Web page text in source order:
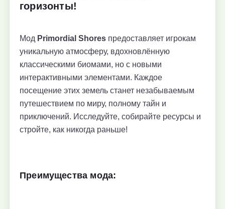
горизонты!
Мод Primordial Shores предоставляет игрокам
уникальную атмосферу, вдохновлённую
классическими биомами, но с новыми
интерактивными элементами. Каждое
посещение этих земель станет незабываемым
путешествием по миру, полному тайн и
приключений. Исследуйте, собирайте ресурсы и
стройте, как никогда раньше!
Преимущества мода: